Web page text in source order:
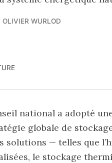
OLIVIER WURLOD
national a adopté
globale de
— telles que
le stockage